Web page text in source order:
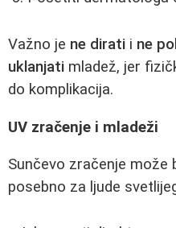
Važno je ne dirati i ne
uklanjati mladež, jer
do komplikacija.
UV zračenje i mladeži
Sunčevo zračenje može
posebno za ljude